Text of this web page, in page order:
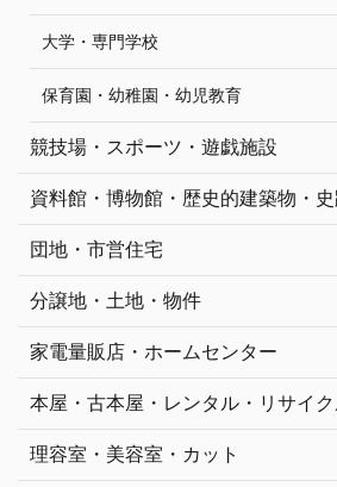
大学・専門学校
保育園・幼稚園・幼児教育
競技場・スポーツ・遊戯施設
資料館・博物館・歴史的建築物・
団地・市営住宅
分譲地・土地・物件
家電量販店・ホームセンター
本屋・古本屋・レンタル・リサイ
理容室・美容室・カット